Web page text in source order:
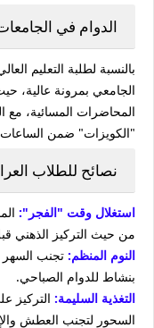
الدوام في الجامعات
بالنسبة لطلبة التعليم
الجامعي بمرونة عالية،
المحاضرات المسائية، مع
"الكويزات" ضمن الساعات
نصائح للطلاب
استغلال وقت "الفجر":
من حيث التركيز الذهني
النوم المنظم: تجنب السهر
بنشاط للدوام الصباحي.
التغذية السليمة: التركيز
السحور لتجنب العطش